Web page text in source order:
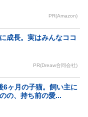
PR(Amazon)
成長。実はみんなココ
PR(Dreaw合同会社)
6ヶ月の子猫。飼い主に
の、持ち前の愛...